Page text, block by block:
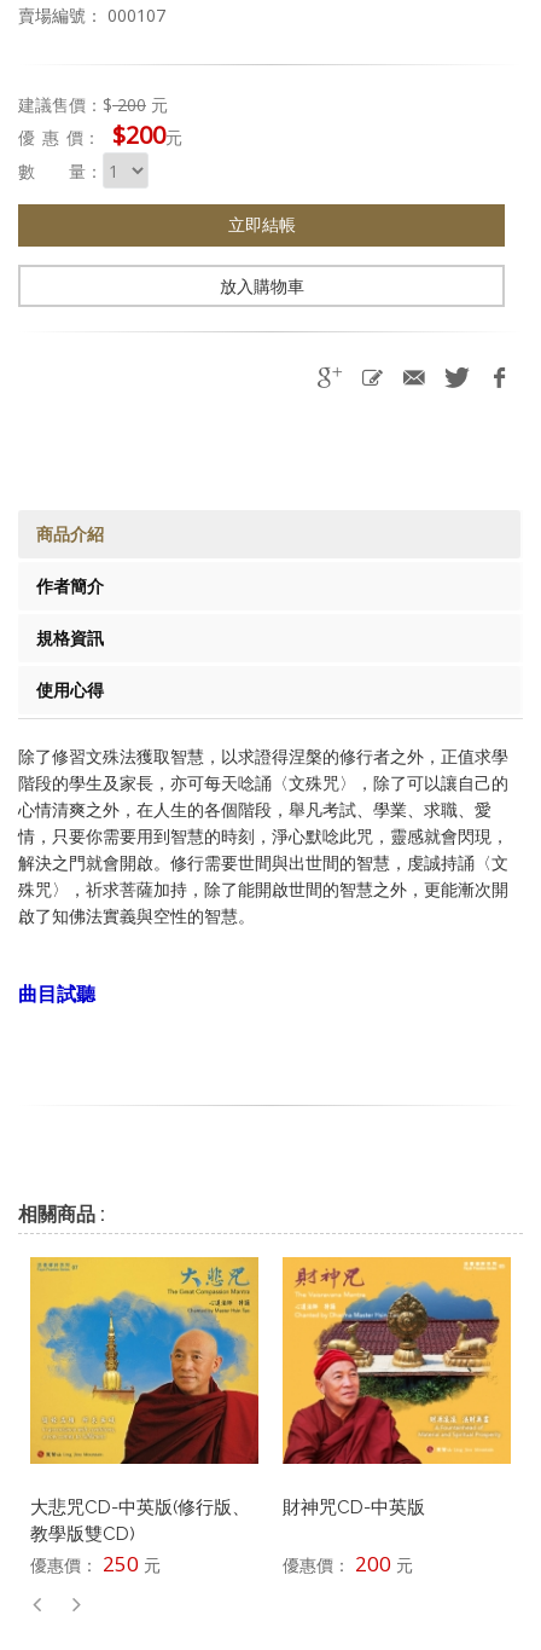
賣場編號： 000107
建議售價：$200 元
優惠 價： $200元
數 量：
立即結帳
放入購物車
商品介紹
作者簡介
規格資訊
使用心得
除了修習文殊法獲取智慧，以求證得涅槃的修行者之外，正值求學
階段的學生及家長，亦可每天唸誦〈文殊咒〉，除了可以讓自己的
心情清爽之外，在人生的各個階段，舉凡考試、學業、求職、愛
情，只要你需要用到智慧的時刻，淨心默唸此咒，靈感就會閃現，
解決之門就會開啟。修行需要世間與出世間的智慧，虔誠持誦〈文
殊咒〉，祈求菩薩加持，除了能開啟世間的智慧之外，更能漸次開
啟了知佛法實義與空性的智慧。
曲目試聽
相關商品 :
大悲咒CD-中英版(修行版、
教學版雙CD)
優惠價： 250 元
財神咒CD-中英版
優惠價： 200 元